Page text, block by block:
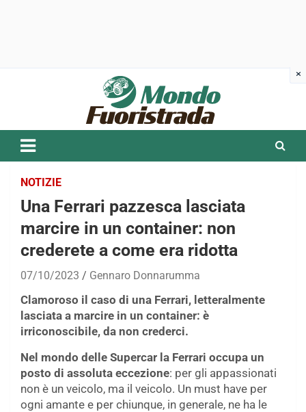
NOTIZIE
Una Ferrari pazzesca lasciata
marcire in un container: non
crederete a come era ridotta
07/10/2023 Gennaro Donnarumma
Clamoroso il caso di una Ferrari, letteralmente
lasciata a marcire in un container: è
irriconoscibile, da non crederci.
Nel mondo delle Supercar la Ferrari occupa un
posto di assoluta eccezione: per gli appassionati
non è un veicolo, ma il veicolo. Un must have per
ogni amante e per chiunque, in generale, ne ha le